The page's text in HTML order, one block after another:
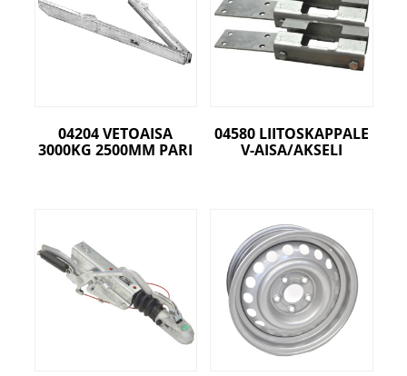
04204 VETOAISA
3000KG 2500MM PARI
04580 LIITOSKAPPALE
V-AISA/AKSELI